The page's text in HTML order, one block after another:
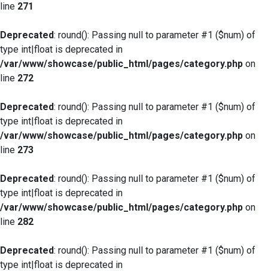
line 271
Deprecated: round(): Passing null to parameter #1 ($num) of
type int|float is deprecated in
/var/www/showcase/public_html/pages/category.php on
line 272
Deprecated: round(): Passing null to parameter #1 ($num) of
type int|float is deprecated in
/var/www/showcase/public_html/pages/category.php on
line 273
Deprecated: round(): Passing null to parameter #1 ($num) of
type int|float is deprecated in
/var/www/showcase/public_html/pages/category.php on
line 282
Deprecated: round(): Passing null to parameter #1 ($num) of
type int|float is deprecated in